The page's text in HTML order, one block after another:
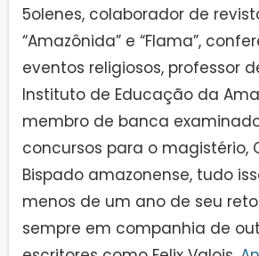
5olenes, colaborador de
“Amazônida” e “Flama”,
eventos religiosos, professor
Instituto de Educação da
membro de banca
concursos para o magistério,
Bispado amazonense, tudo
menos de um ano de seu
sempre em companhia de